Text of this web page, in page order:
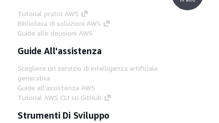
Tutorial pratici AWS
Biblioteca di soluzioni AWS
Guide alle decisioni AWS
Guide All'assistenza
Scegliere un servizio di intelligenza artificiale
generativa
Guide all'assistenza AWS
Tutorial AWS CLI su GitHub
Strumenti Di Sviluppo